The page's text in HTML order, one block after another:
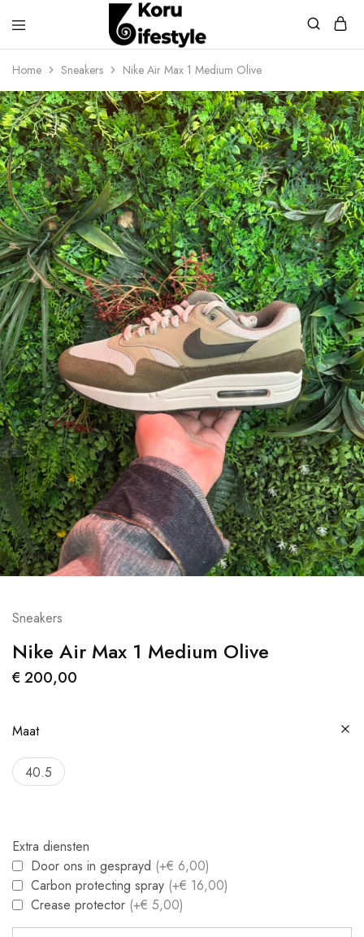
Koru
Lifestyle
Home Sneakers Nike Air Max 1 Medium Olive
Sneakers
Nike Air Max 1 Medium Olive
€ 200,00
Maat
40.5
Extra diensten
Door ons in gesprayd (+€ 6,00)
Carbon protecting spray (+€ 16,00)
Crease protector (+€ 5,00)